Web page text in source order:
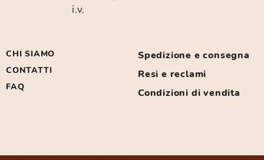
i.v.
CHI SIAMO
CONTATTI
FAQ
Spedizione e consegna
Resi e reclami
Condizioni di vendita